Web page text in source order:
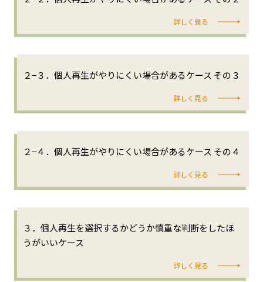
詳しく見る
２−３．個人再生がやりにくい場合があるケース その３
詳しく見る
２−４．個人再生がやりにくい場合があるケース その４
詳しく見る
３．個人再生を選択するかどうか慎重な判断をしたほ
うがいいケース
詳しく見る